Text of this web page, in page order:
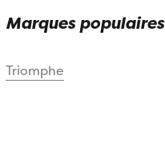
Marques populaires
Triomphe